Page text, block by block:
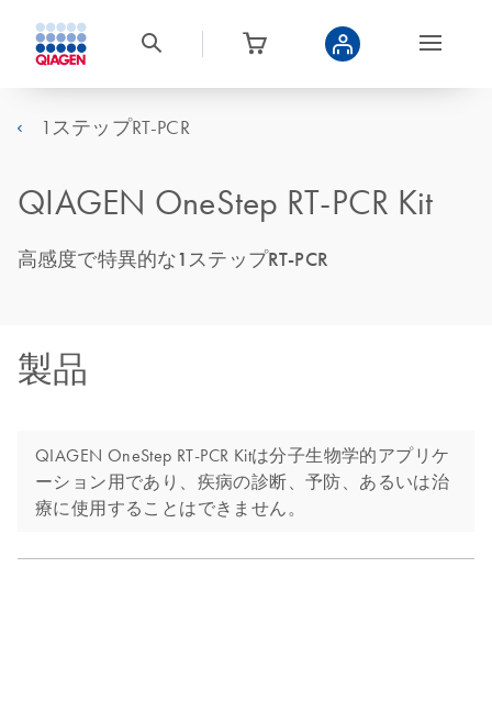
1ステップRT-PCR
QIAGEN OneStep RT-PCR Kit
高感度で特異的な1ステップRT-PCR
製品
QIAGEN OneStep RT-PCR Kitは分子生物学的アプリケ
ーション用であり、疾病の診断、予防、あるいは治
療に使用することはできません。